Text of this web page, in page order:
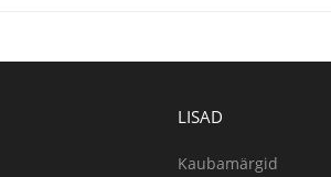
LISAD
Kaubamärgid